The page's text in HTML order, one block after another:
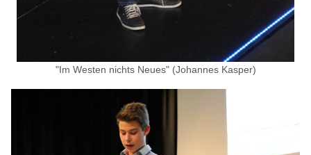
"Im Westen nichts Neues" (Johannes Kasper)